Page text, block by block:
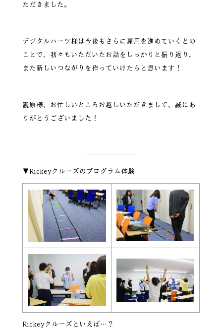
ただきました。
デジタルハーツ様は今後もさらに雇用を進めていくとの
ことで、我々もいただいたお話をしっかりと振り返り、
また新しいつながりを作っていけたらと思います！
瀧原様、お忙しいところお越しいただきまして、誠にあ
りがとうございました！
▼Rickeyクルーズのプログラム体験
Rickeyクルーズといえば…？